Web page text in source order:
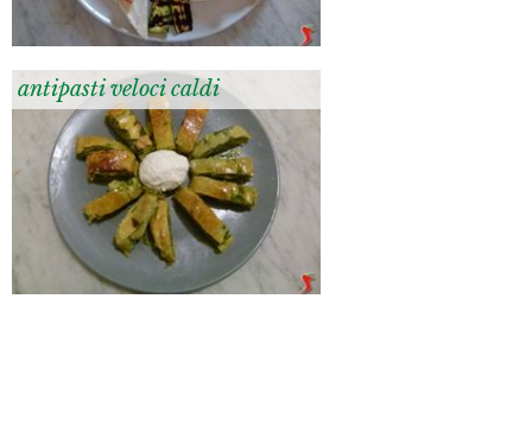
antipasti veloci caldi